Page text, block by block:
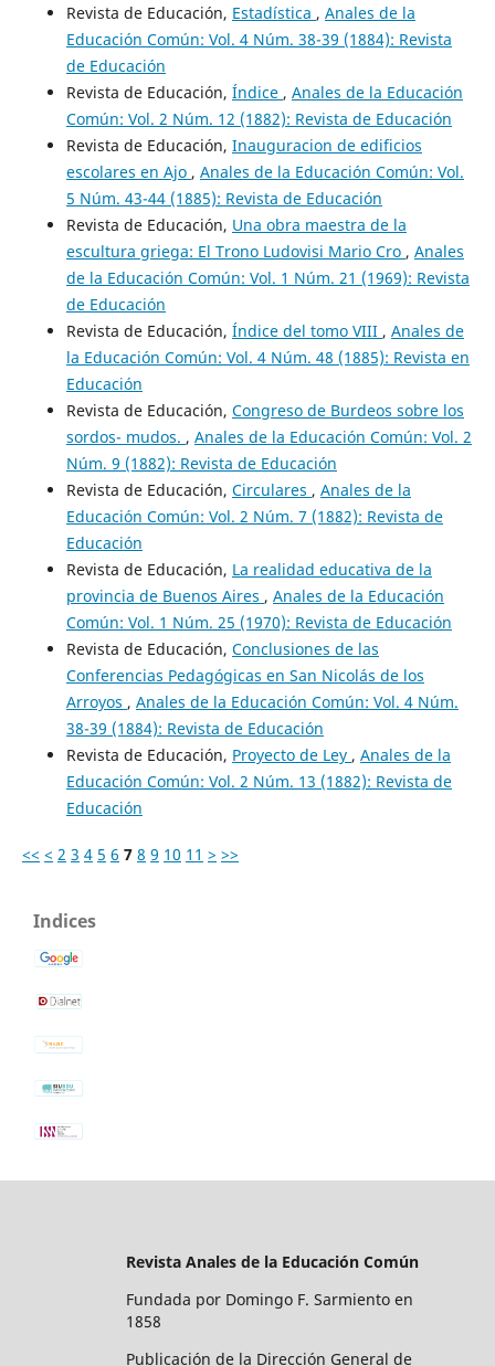
Revista de Educación, Estadística , Anales de la
Educación Común: Vol. 4 Núm. 38-39 (1884): Revista
de Educación
Revista de Educación, Índice , Anales de la Educación
Común: Vol. 2 Núm. 12 (1882): Revista de Educación
Revista de Educación, Inauguracion de edificios
escolares en Ajo , Anales de la Educación Común: Vol.
5 Núm. 43-44 (1885): Revista de Educación
Revista de Educación, Una obra maestra de la
escultura griega: El Trono Ludovisi Mario Cro , Anales
de la Educación Común: Vol. 1 Núm. 21 (1969): Revista
de Educación
Revista de Educación, Índice del tomo VIII , Anales de
la Educación Común: Vol. 4 Núm. 48 (1885): Revista en
Educación
Revista de Educación, Congreso de Burdeos sobre los
sordos- mudos. , Anales de la Educación Común: Vol. 2
Núm. 9 (1882): Revista de Educación
Revista de Educación, Circulares , Anales de la
Educación Común: Vol. 2 Núm. 7 (1882): Revista de
Educación
Revista de Educación, La realidad educativa de la
provincia de Buenos Aires , Anales de la Educación
Común: Vol. 1 Núm. 25 (1970): Revista de Educación
Revista de Educación, Conclusiones de las
Conferencias Pedagógicas en San Nicolás de los
Arroyos , Anales de la Educación Común: Vol. 4 Núm.
38-39 (1884): Revista de Educación
Revista de Educación, Proyecto de Ley , Anales de la
Educación Común: Vol. 2 Núm. 13 (1882): Revista de
Educación
<< < 2 3 4 5 6 7 8 9 10 11 > >>
Indices
Revista Anales de la Educación Común
Fundada por Domingo F. Sarmiento en
1858
Publicación de la Dirección General de